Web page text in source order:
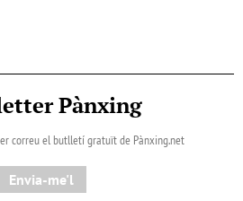
Pànxing
correu el butlletí gratuït de Pànxing.net​
Envia-me'l